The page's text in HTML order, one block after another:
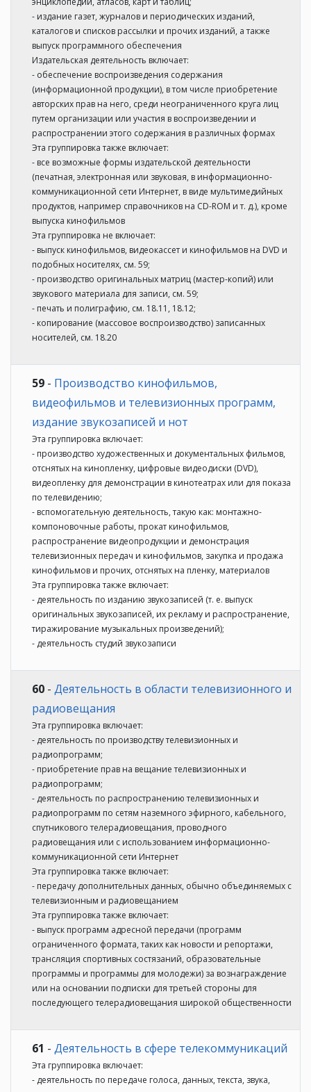
- издание газет, журналов и периодических изданий,
каталогов и списков рассылки и прочих изданий, а также
выпуск программного обеспечения
Издательская деятельность включает:
- обеспечение воспроизведения содержания
(информационной продукции), в том числе приобретение
авторских прав на него, среди неограниченного круга лиц
путем организации или участия в воспроизведении и
распространении этого содержания в различных формах
Эта группировка также включает:
- все возможные формы издательской деятельности
(печатная, электронная или звуковая, в информационно-
коммуникационной сети Интернет, в виде мультимедийных
продуктов, например справочников на СD-RОМ и т. д.), кроме
выпуска кинофильмов
Эта группировка не включает:
- выпуск кинофильмов, видеокассет и кинофильмов на DVD и
подобных носителях, см. 59;
- производство оригинальных матриц (мастер-копий) или
звукового материала для записи, см. 59;
- печать и полиграфию, см. 18.11, 18.12;
- копирование (массовое воспроизводство) записанных
носителей, см. 18.20
59 - Производство кинофильмов,
видеофильмов и телевизионных программ,
издание звукозаписей и нот
Эта группировка включает:
- производство художественных и документальных фильмов,
отснятых на кинопленку, цифровые видеодиски (DVD),
видеопленку для демонстрации в кинотеатрах или для показа
по телевидению;
- вспомогательную деятельность, такую как: монтажно-
компоновочные работы, прокат кинофильмов,
распространение видеопродукции и демонстрация
телевизионных передач и кинофильмов, закупка и продажа
кинофильмов и прочих, отснятых на пленку, материалов
Эта группировка также включает:
- деятельность по изданию звукозаписей (т. е. выпуск
оригинальных звукозаписей, их рекламу и распространение,
тиражирование музыкальных произведений);
- деятельность студий звукозаписи
60 - Деятельность в области телевизионного и
радиовещания
Эта группировка включает:
- деятельность по производству телевизионных и
радиопрограмм;
- приобретение прав на вещание телевизионных и
радиопрограмм;
- деятельность по распространению телевизионных и
радиопрограмм по сетям наземного эфирного, кабельного,
спутникового телерадиовещания, проводного
радиовещания или с использованием информационно-
коммуникационной сети Интернет
Эта группировка также включает:
- передачу дополнительных данных, обычно объединяемых с
телевизионным и радиовещанием
Эта группировка также включает:
- выпуск программ адресной передачи (программ
ограниченного формата, таких как новости и репортажи,
трансляция спортивных состязаний, образовательные
программы и программы для молодежи) за вознаграждение
или на основании подписки для третьей стороны для
последующего телерадиовещания широкой общественности
61 - Деятельность в сфере телекоммуникаций
Эта группировка включает:
- деятельность по передаче голоса, данных, текста, звука,